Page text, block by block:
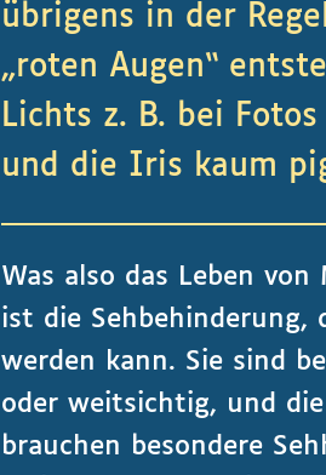
übrigens in der
„roten Augen“
Lichts z. B. bei
und die Iris kaum
Was also das Leben
ist die
werden kann. Sie sind
oder weitsichtig, und
brauchen besondere